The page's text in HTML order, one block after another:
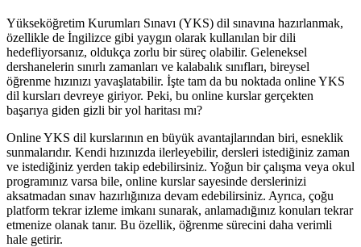
Yükseköğretim Kurumları Sınavı (YKS) dil sınavına hazırlanmak,
özellikle de İngilizce gibi yaygın olarak kullanılan bir dili
hedefliyorsanız, oldukça zorlu bir süreç olabilir. Geleneksel
dershanelerin sınırlı zamanları ve kalabalık sınıfları, bireysel
öğrenme hızınızı yavaşlatabilir. İşte tam da bu noktada online YKS
dil kursları devreye giriyor. Peki, bu online kurslar gerçekten
başarıya giden gizli bir yol haritası mı?
Online YKS dil kurslarının en büyük avantajlarından biri, esneklik
sunmalarıdır. Kendi hızınızda ilerleyebilir, dersleri istediğiniz zaman
ve istediğiniz yerden takip edebilirsiniz. Yoğun bir çalışma veya okul
programınız varsa bile, online kurslar sayesinde derslerinizi
aksatmadan sınav hazırlığınıza devam edebilirsiniz. Ayrıca, çoğu
platform tekrar izleme imkanı sunarak, anlamadığınız konuları tekrar
etmenize olanak tanır. Bu özellik, öğrenme sürecini daha verimli
hale getirir.